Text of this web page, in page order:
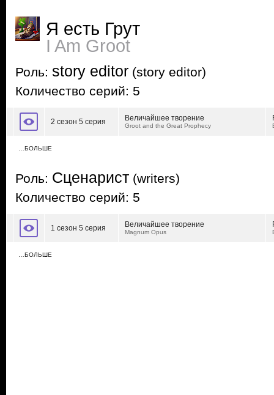
Я есть Грут
I Am Groot
Роль: story editor (story editor)
Количество серий: 5
2 сезон 5 серия Величайшее творение
Groot and the Great Prophecy
…БОЛЬШЕ
Роль: Сценарист (writers)
Количество серий: 5
1 сезон 5 серия Величайшее творение
Magnum Opus
…БОЛЬШЕ